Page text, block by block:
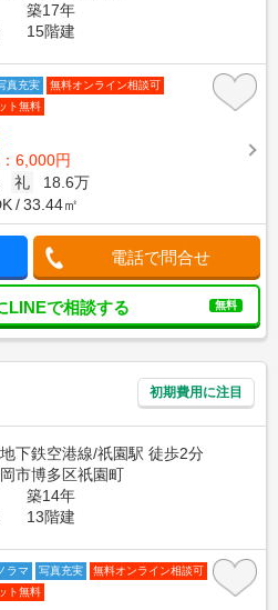
築17年
15階建
真充実
無料オンライン相談可
ト無料
6,000円
礼
18.6万
33.44㎡
電話で問合せ
LINEで相談する 無料
初期費用に注目
下鉄空港線/祇園駅 徒歩2分
市博多区祇園町
築14年
13階建
ラマ 写真充実
無料オンライン相談可
ト無料